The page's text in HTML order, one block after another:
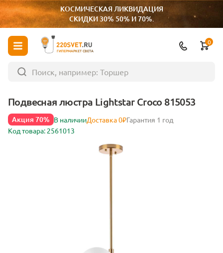
КОСМИЧЕСКАЯ ЛИКВИДАЦИЯ
СКИДКИ 30% 50% И 70%.
ГИПЕРМАРКЕТ СВЕТА
0
Подвесная люстра Lightstar Croco 815053
Акция 70% В наличииДоставка 0₽Гарантия 1 год
Код товара: 2561013